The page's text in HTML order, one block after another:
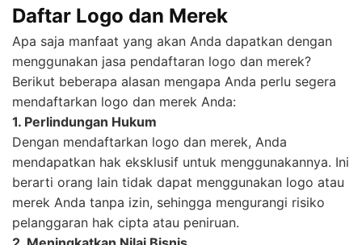
Daftar Logo dan Merek
Apa saja manfaat yang akan Anda dapatkan dengan
menggunakan jasa pendaftaran logo dan merek?
Berikut beberapa alasan mengapa Anda perlu segera
mendaftarkan logo dan merek Anda:
1. Perlindungan Hukum
Dengan mendaftarkan logo dan merek, Anda
mendapatkan hak eksklusif untuk menggunakannya. Ini
berarti orang lain tidak dapat menggunakan logo atau
merek Anda tanpa izin, sehingga mengurangi risiko
pelanggaran hak cipta atau peniruan.